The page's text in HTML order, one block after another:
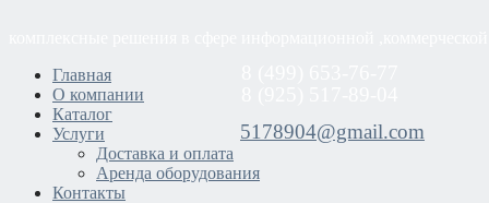
5178904@gmail.com
Главная
О компании
Каталог
Услуги
Доставка и оплата
Аренда оборудования
Контакты